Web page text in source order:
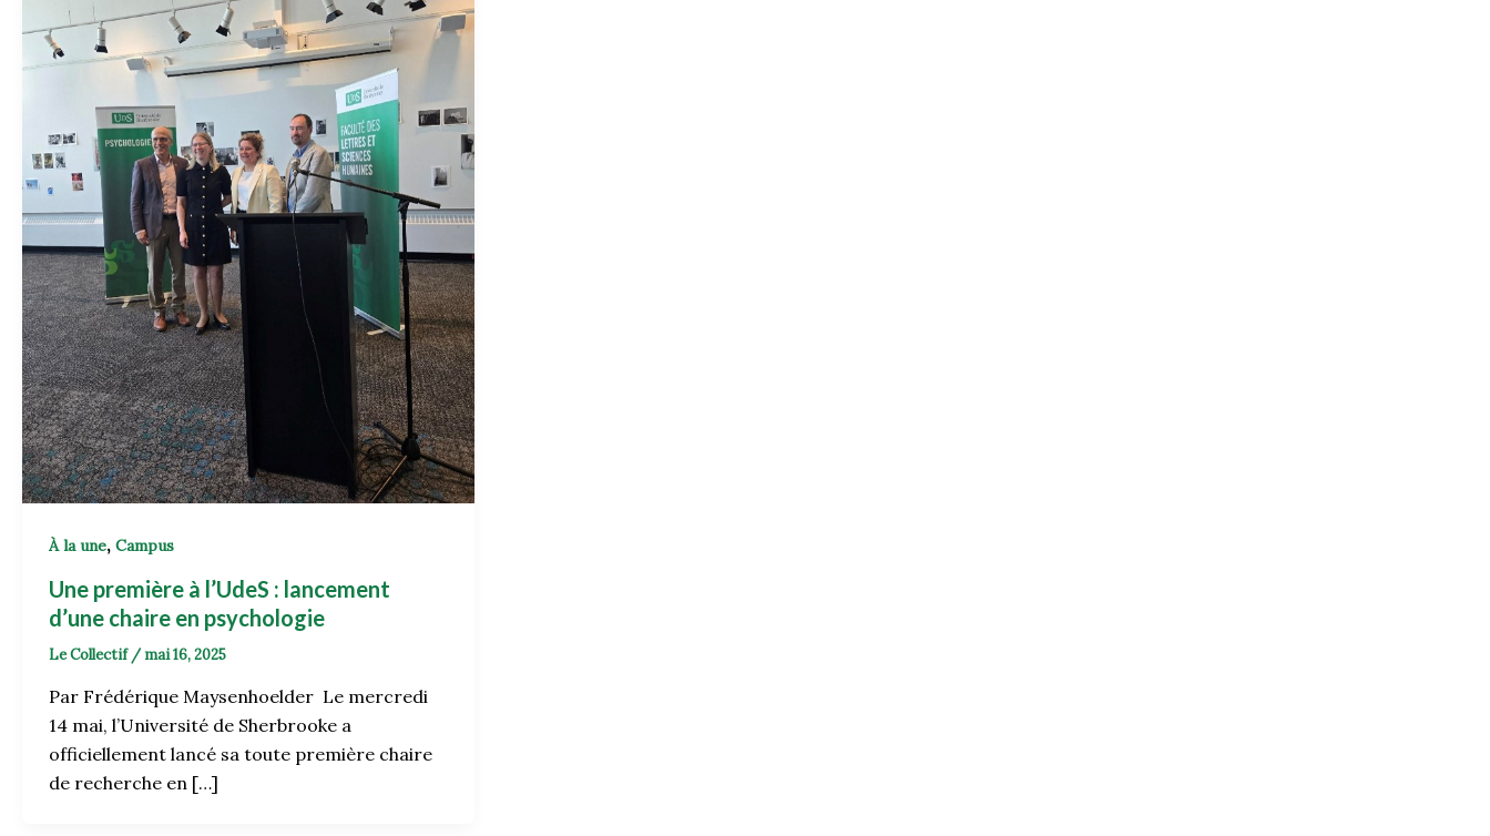
À la une, Campus
Une première à l’UdeS : lancement
d’une chaire en psychologie
Le Collectif / mai 16, 2025
Par Frédérique Maysenhoelder Le mercredi
14 mai, l’Université de Sherbrooke a
officiellement lancé sa toute première chaire
de recherche en […]